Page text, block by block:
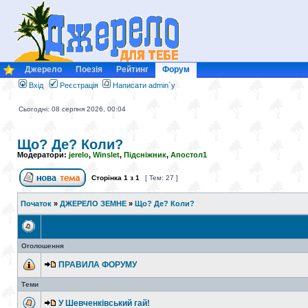
Джерело Поезія Рейтинг Форум
Вхід Реєстрація Написати admin`у
Сьогодні: 08 серпня 2026, 00:04
Що? Де? Коли?
Модератори: jerelo, Winslet, Підсніжник, Апостол1
Сторінка 1 з 1 [ Тем: 27 ]
Початок » ДЖЕРЕЛО ЗЕМНЕ » Що? Де? Коли?
Оголошення
ПРАВИЛА ФОРУМУ
Теми
У Шевченківський гай!